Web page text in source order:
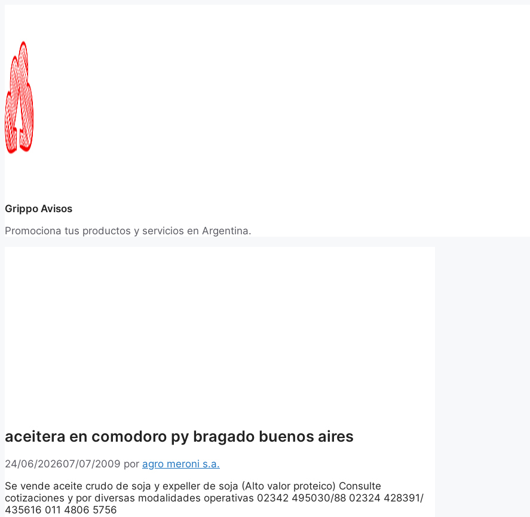
Grippo Avisos
Promociona tus productos y servicios en Argentina.
aceitera en comodoro py bragado buenos aires
24/06/202607/07/2009 por agro meroni s.a.
Se vende aceite crudo de soja y expeller de soja (Alto valor proteico) Consulte
cotizaciones y por diversas modalidades operativas 02342 495030/88 02324 428391/
435616 011 4806 5756